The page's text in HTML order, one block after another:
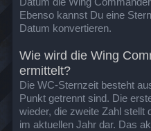
Ebenso kannst Du eine
Datum konvertieren.
Wie wird die Wing
ermittelt?
Die WC-Sternzeit besteht
Punkt getrennt sind. Die
wieder, die zweite Zahl stellt
im aktuellen Jahr dar. Das